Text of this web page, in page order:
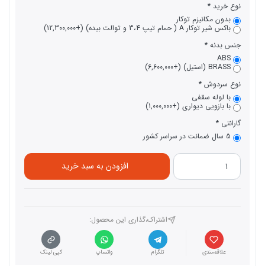
نوع خرید
بدون مکانیزم توکار
باکس شیر توکار A ( حمام تيپ 3،4 و توالت بيده) (+12,300,000)
جنس بدنه
ABS
BRASS (استیل) (+6,600,000)
نوع سردوش
با لوله سقفی
با بازویی دیواری (+1,000,000)
گارانتی
5 سال ضمانت در سراسر کشور
افزودن به سبد خرید
اشتراک،گذاری این محصول‌:
علاقه‌مندی تلگرام واتساپ کپی لینک